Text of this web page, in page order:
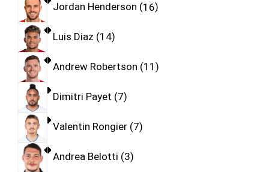
Jordan Henderson 16
Luis Diaz 14
Andrew Robertson 11
Dimitri Payet 7
Valentin Rongier 7
Andrea Belotti 3